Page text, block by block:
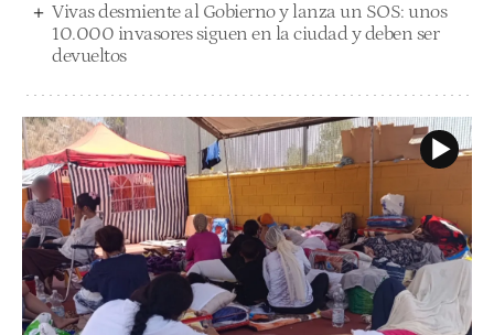
Vivas desmiente al Gobierno y lanza un SOS: unos
10.000 invasores siguen en la ciudad y deben ser
devueltos